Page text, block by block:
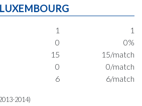
1
1
0
0%
15
15/match
0
0/match
6 6/match
2014)